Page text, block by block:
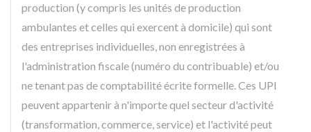
production (y compris les unités de production
ambulantes et celles qui exercent à domicile) qui sont
des entreprises individuelles, non enregistrées à
l'administration fiscale (numéro du contribuable) et/ou
ne tenant pas de comptabilité écrite formelle. Ces UPI
peuvent appartenir à n'importe quel secteur d'activité
(transformation, commerce, service) et l'activité peut